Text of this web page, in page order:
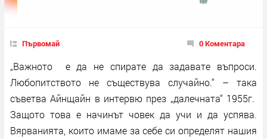
Първомай 0 Коментара
„Важното е да не спирате да задавате въпроси.
Любопитството не съществува случайно.“ – така
съветва Айнщайн в интервю през „далечната“ 1955г.
Защото това е начинът човек да учи и да успява.
Вярванията, които имаме за себе си определят нашия